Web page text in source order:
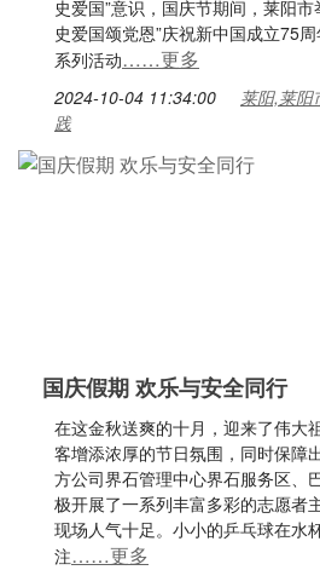
史爱国”意识，国庆节期间，莱阳市
史爱国颂党恩”庆祝新中国成立75
系列活动……更多
2024-10-04 11:34:00
莱阳,莱阳
践
国庆假期 欢乐与安全同行
在这金秋送爽的十月，迎来了伟大
客增添浓厚的节日氛围，同时保障
方公司界石管理中心界石服务区、
极开展了一系列丰富多彩的志愿者
现场人气十足。小小的乒乓球在水
注……更多